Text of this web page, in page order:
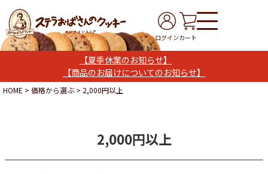
ログインカート
【夏季休業のお知らせ】
【商品のお届けについてのお知らせ】
HOME 価格から選ぶ 2,000円以上
2,000円以上